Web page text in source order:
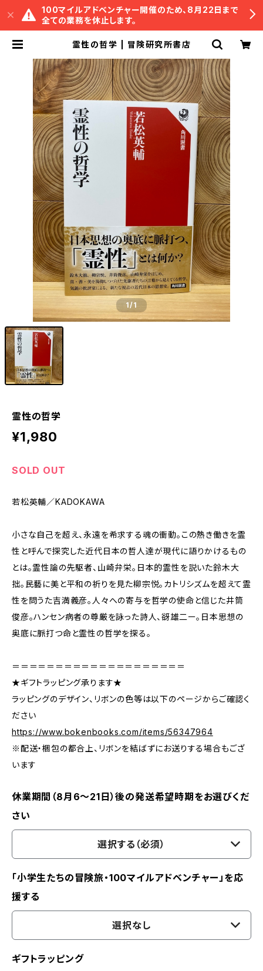
100マイルアドベンチャー開催のため、8月22日まで
全ての業務を休止します。
霊性の哲学 | 冒険研究所書店
1/1
霊性の哲学
¥1,980
SOLD OUT
若松英輔／KADOKAWA
小さな自己を超え、永遠を希求する魂の衝動。この熱き働きを霊
性と呼んで探究した近代日本の哲人達が現代に語りかけるもの
とは。霊性論の先駆者、山崎弁栄。日本的霊性を説いた鈴木大
拙。民藝に美と平和の祈りを見た柳宗悦。カトリシズムを超えて霊
性を問うた吉満義彦。人々への寄与を哲学の使命と信じた井筒
俊彦。ハンセン病者の尊厳を詠った詩人、谺雄二ー。日本思想の
奥底に脈打つ命と霊性の哲学を探る。
＝＝＝＝＝＝＝＝＝＝＝＝＝＝＝＝＝＝＝＝
★ギフトラッピング承ります★
ラッピングのデザイン、リボンの色等は以下のページからご確認く
ださい
https://www.bokenbooks.com/items/56347964
※配送・梱包の都合上、リボンを結ばずにお送りする場合もござ
います
休業期間（8月6〜21日）後の発送希望時期をお選びくだ
さい
選択する（必須）
「小学生たちの冒険旅・100マイルアドベンチャー」を応
援する
選択なし
ギフトラッピング